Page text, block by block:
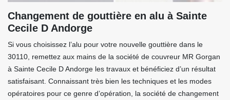
Changement de gouttière en alu à Sainte
Cecile D Andorge
Si vous choisissez l’alu pour votre nouvelle gouttière dans le
30110, remettez aux mains de la société de couvreur MR Gorgan
à Sainte Cecile D Andorge les travaux et bénéficiez d’un résultat
satisfaisant. Connaissant très bien les techniques et les modes
opératoires pour ce genre d’opération, la société de changement